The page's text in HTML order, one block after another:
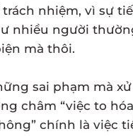
nhiệm, vì sự
nhiều người
mà thôi.
sai phạm mà
châm “việc to
chính là việc